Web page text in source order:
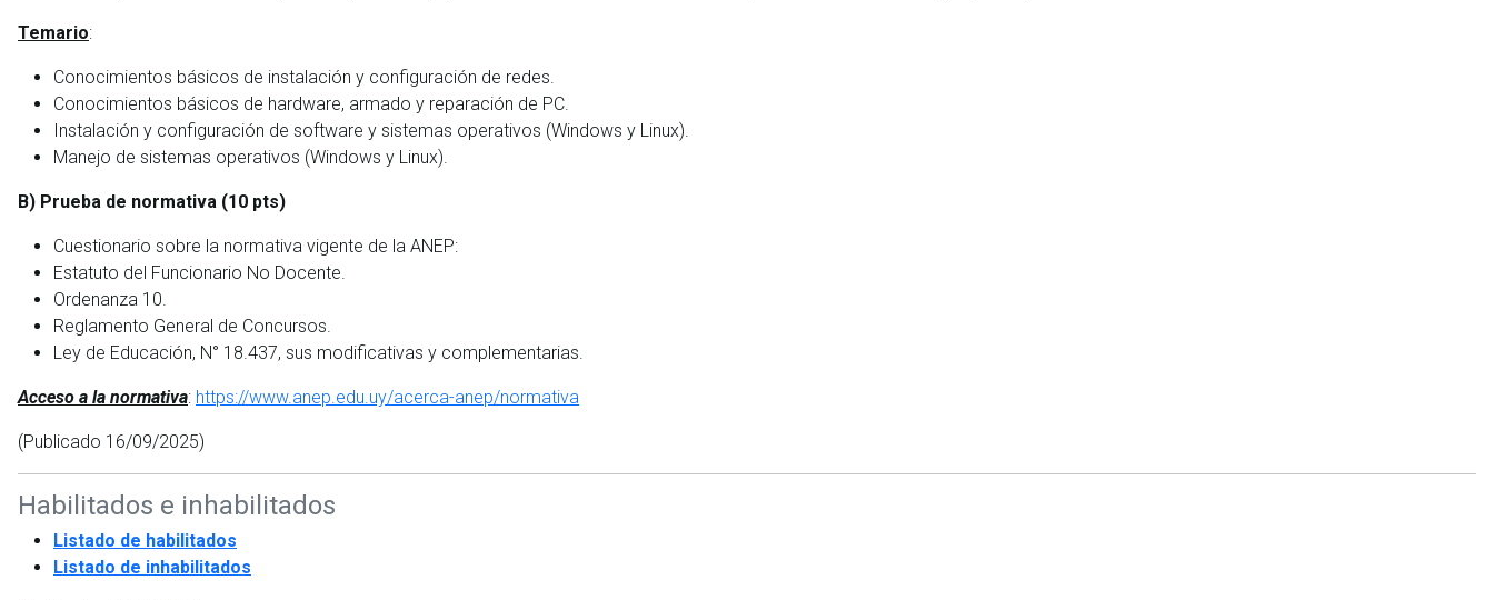
Temario:
Conocimientos básicos de instalación y configuración de redes.
Conocimientos básicos de hardware, armado y reparación de PC.
Instalación y configuración de software y sistemas operativos (Windows y Linux).
Manejo de sistemas operativos (Windows y Linux).
B) Prueba de normativa (10 pts)
Cuestionario sobre la normativa vigente de la ANEP:
Estatuto del Funcionario No Docente.
Ordenanza 10.
Reglamento General de Concursos.
Ley de Educación, N° 18.437, sus modificativas y complementarias.
Acceso a la normativa: https://www.anep.edu.uy/acerca-anep/normativa
(Publicado 16/09/2025)
Habilitados e inhabilitados
Listado de habilitados
Listado de inhabilitados